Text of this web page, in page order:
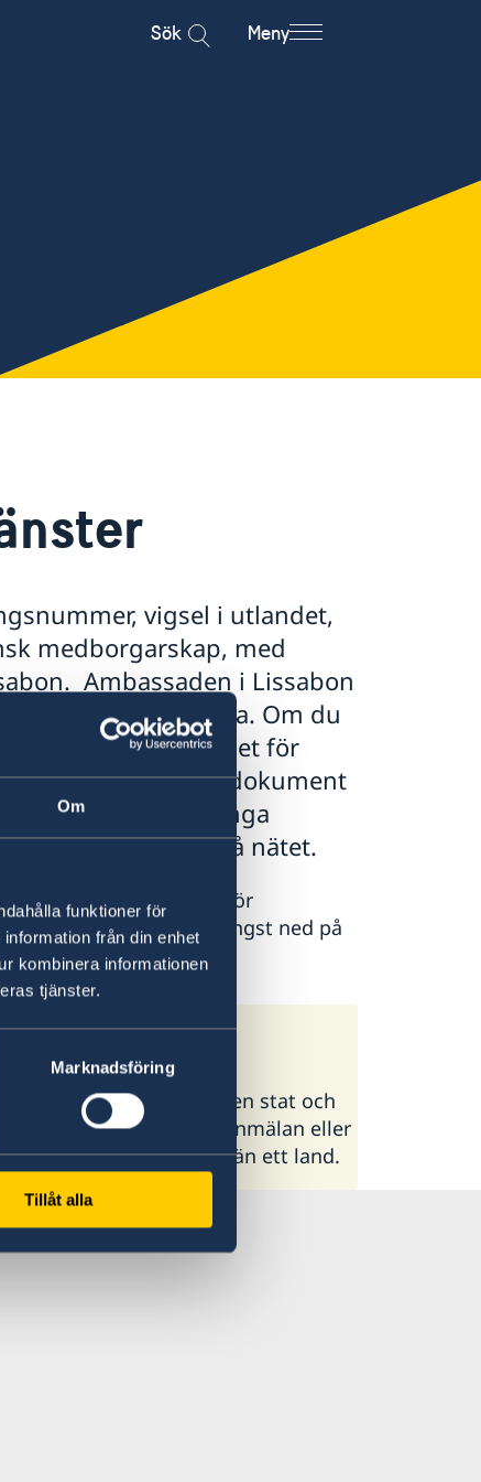
Om
funktioner för
från din enhet
kombinera informationen
tjänster.
Marknadsföring
Tillåt alla
Sök Meny
vigsel i utlandet,
medborgarskap, med
Ambassaden i Lissabon
till portugisiska. Om du
kammarkollegiet för
eller apostille av dokument
Det finns många
genom att söka på nätet.
ambassaden för
hittar du längst ned på
som uppstår mellan en stat och
födelsen eller efter en anmälan eller
är medborgare i mer än ett land.